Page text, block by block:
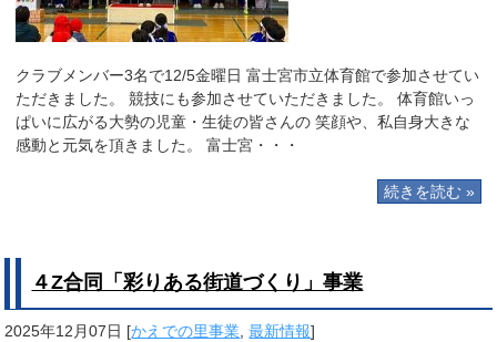
クラブメンバー3名で12/5金曜日 富士宮市立体育館で参加させてい
ただきました。 競技にも参加させていただきました。 体育館いっ
ぱいに広がる大勢の児童・生徒の皆さんの 笑顔や、私自身大きな
感動と元気を頂きました。 富士宮・・・
続きを読む »
４Z合同「彩りある街道づくり」事業
2025年12月07日 [かえでの里事業,最新情報]